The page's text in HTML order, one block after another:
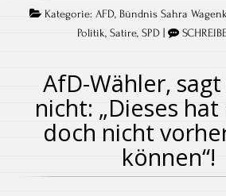
Kategorie: AFD, Bündnis Sahra
Politik, Satire, SPD
AfD-Wähler,
nicht: „Dieses
doch nicht
können“!